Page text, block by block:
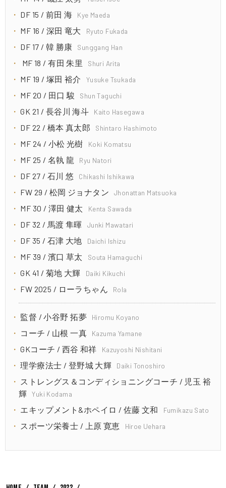
DF 15 / 前田 海 Kye Maeda
MF 16 / 深田 竜大 Ryuto Fukada
DF 17 / 韓 勝康 Sunggang Han
MF 18 / 有田 朱里 Shuri Arita
MF 19 / 塚田 裕介 Yusuke Tsukada
MF 20 / 田口 駿 Shun Taguchi
GK 21 / 長谷川 海斗 Kaito Hasegawa
DF 22 / 橋本 真太郎 Shintaro Hashimoto
MF 24 / 小松 光樹 Koki Komatsu
MF 25 / 名執 龍 Ryu Natori
DF 27 / 石川 悠 Chikashi Ishikawa
FW 29 / 松岡 ジョナタン Jhonattan Matsuoka
MF 30 / 澤田 健太 Kenta Sawada
DF 32 / 馬渡 隼暉 Junki Mawatari
DF 35 / 石津 大地 Daichi Ishizu
MF 39 / 濱口 草太 Souta Hamaguchi
GK 41 / 菊地 大輝 Daiki Kikuchi
FW 2025 / ローラちゃん Rola
監督 / 小谷野 拓夢 Hiromu Koyano
コーチ / 山根 一真 Kazuma Yamane
GKコーチ / 西谷 和祥 Kazuyoshi Nishitani
理学療法士 / 登野城 大輝 Daiki Tonoshiro
ストレングス＆コンディショニングコーチ / 児玉 裕
輝
Yuki Kodama
エキップメント&ホペイロ / 佐藤 文和 Fumikazu Sato
スポーツ栄養士 / 上原 寛恵 Hiroe Uehara